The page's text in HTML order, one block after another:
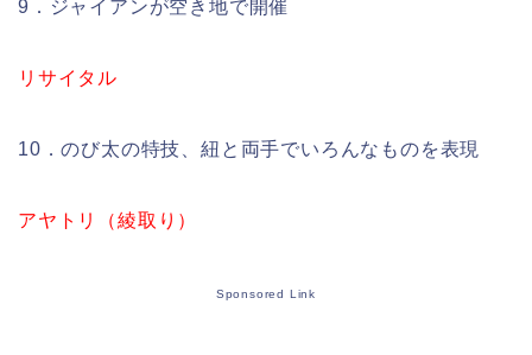
9．ジャイアンが空き地で開催
リサイタル
10．のび太の特技、紐と両手でいろんなものを表現
アヤトリ（綾取り）
Sponsored Link